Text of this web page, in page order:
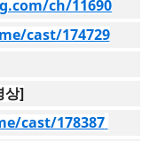
ch/11690
cast/174729
상]
cast/178387